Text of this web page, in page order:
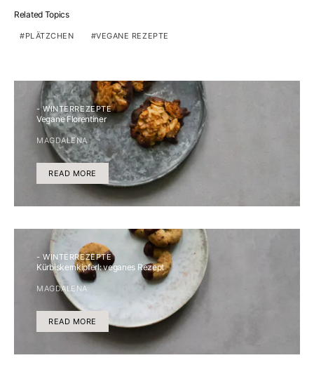
Related Topics
PLÄTZCHEN VEGANE REZEPTE
- WINTERREZEPTE
Vegane Florentiner
MAGDALENA
READ MORE
- WINTERREZEPTE
Kürbiskernkipferl: veganes Rezept
MAGDALENA
READ MORE